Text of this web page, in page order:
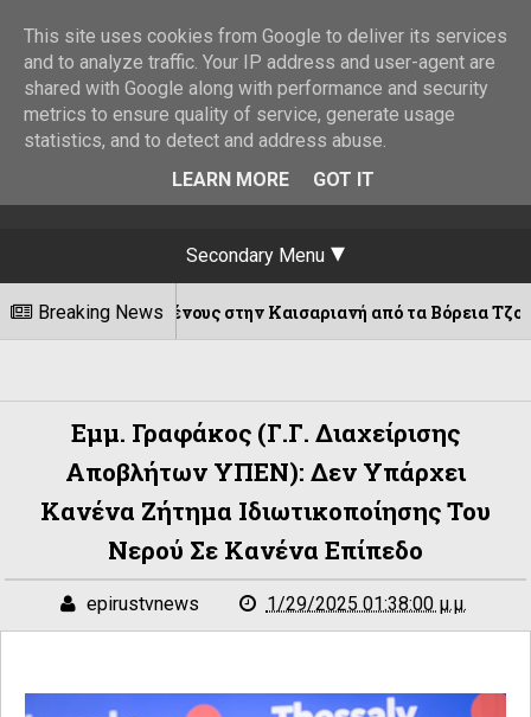
Secondary Menu
Breaking Newsστην Καισαριανή από τα Βόρεια Τζουμέρκα
Εμμ. Γραφάκος (γ.γ. Διαχείρισης
Αποβλήτων ΥΠΕΝ): Δεν Υπάρχει
Κανένα Ζήτημα Ιδιωτικοποίησης Του
Νερού Σε Κανένα Επίπεδο
epirustvnews 1/29/2025 01:38:00 μ.μ.
This site uses cookies from Google to deliver its services
and to analyze traffic. Your IP address and user-agent are
shared with Google along with performance and security
metrics to ensure quality of service, generate usage
statistics, and to detect and address abuse.
LEARN MORE
GOT IT